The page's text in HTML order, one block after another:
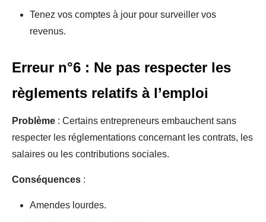
Tenez vos comptes à jour pour surveiller vos
revenus.
Erreur n°6 : Ne pas respecter les
règlements relatifs à l’emploi
Problème : Certains entrepreneurs embauchent sans
respecter les réglementations concernant les contrats, les
salaires ou les contributions sociales.
Conséquences :
Amendes lourdes.